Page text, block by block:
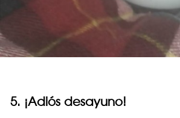
5. ¡Adiós desayuno!